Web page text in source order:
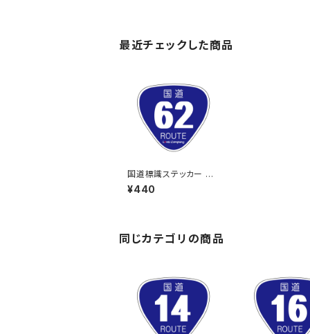
最近チェックした商品
国道標識ステッカー 62
号線
¥440
同じカテゴリの商品